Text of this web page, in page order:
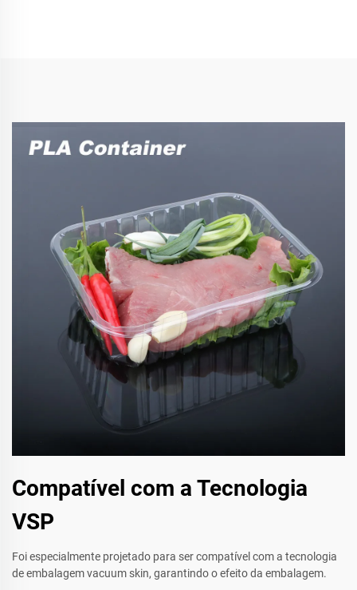
Compatível com a Tecnologia
VSP
Foi especialmente projetado para ser compatível com a tecnologia
de embalagem vacuum skin, garantindo o efeito da embalagem.